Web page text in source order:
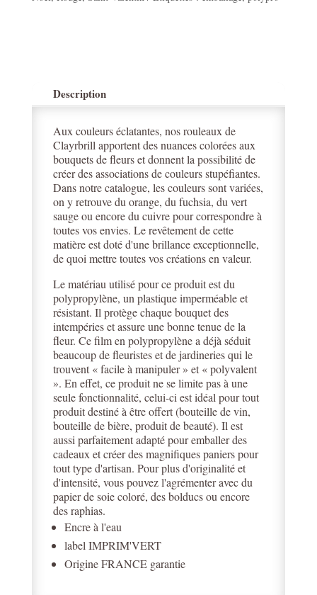
Description
Aux couleurs éclatantes, nos rouleaux de
Clayrbrill apportent des nuances colorées aux
bouquets de fleurs et donnent la possibilité de
créer des associations de couleurs stupéfiantes.
Dans notre catalogue, les couleurs sont variées,
on y retrouve du orange, du fuchsia, du vert
sauge ou encore du cuivre pour correspondre à
toutes vos envies. Le revêtement de cette
matière est doté d'une brillance exceptionnelle,
de quoi mettre toutes vos créations en valeur.
Le matériau utilisé pour ce produit est du
polypropylène, un plastique imperméable et
résistant. Il protège chaque bouquet des
intempéries et assure une bonne tenue de la
fleur. Ce film en polypropylène a déjà séduit
beaucoup de fleuristes et de jardineries qui le
trouvent « facile à manipuler » et « polyvalent
». En effet, ce produit ne se limite pas à une
seule fonctionnalité, celui-ci est idéal pour tout
produit destiné à être offert (bouteille de vin,
bouteille de bière, produit de beauté). Il est
aussi parfaitement adapté pour emballer des
cadeaux et créer des magnifiques paniers pour
tout type d'artisan. Pour plus d'originalité et
d'intensité, vous pouvez l'agrémenter avec du
papier de soie coloré, des bolducs ou encore
des raphias.
Encre à l'eau
label IMPRIM'VERT
Origine FRANCE garantie